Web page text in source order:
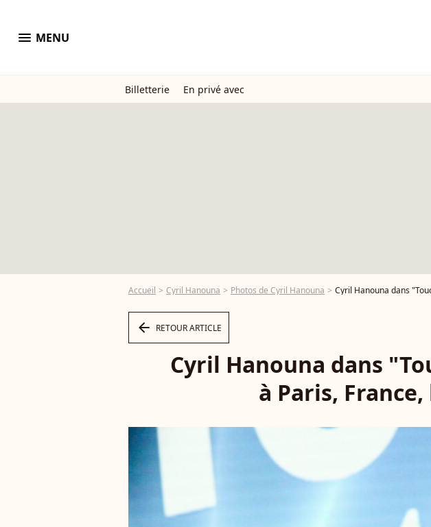
menu MENU
Billetterie En privé avec
Accueil Cyril Hanouna Photos de Cyril Hanouna Cyril Hanouna dans
arrow_left RETOUR ARTICLE
Cyril Hanouna dans
à Paris,